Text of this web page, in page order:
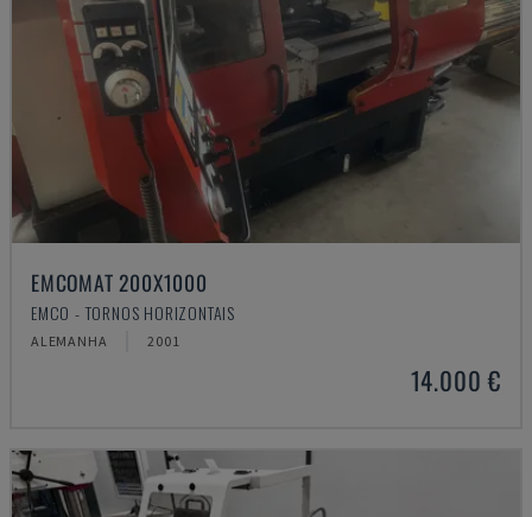
EMCOMAT 200X1000
EMCO - TORNOS HORIZONTAIS
ALEMANHA 2001
14.000 €